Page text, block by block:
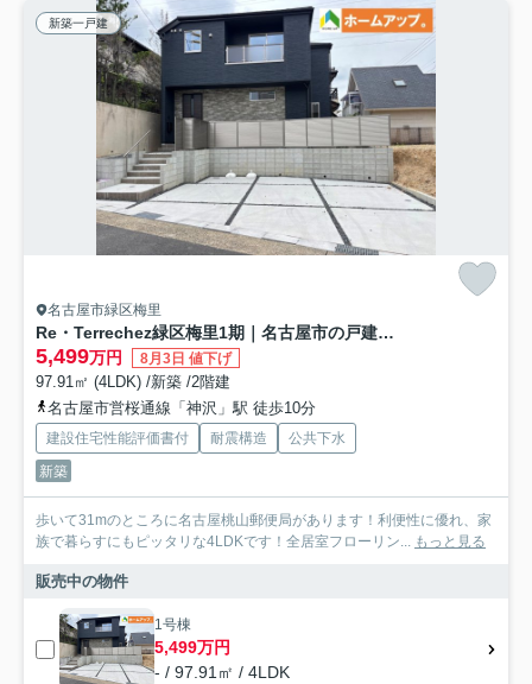
新築一戸建
名古屋市緑区梅里
Re・Terrechez緑区梅里1期｜名古屋市の戸建ならホームアップ
5,499万円 8月3日 値下げ
97.91㎡ (4LDK) /新築 /2階建
名古屋市営桜通線「神沢」駅 徒歩10分
建設住宅性能評価書付 耐震構造
公共下水
新築
歩いて31mのところに名古屋桃山郵便局があります！利便性に優れ、家
族で暮らすにもピッタリな4LDKです！全居室フローリン... もっと見る
販売中の物件
1号棟
5,499万円
- / 97.91㎡ / 4LDK